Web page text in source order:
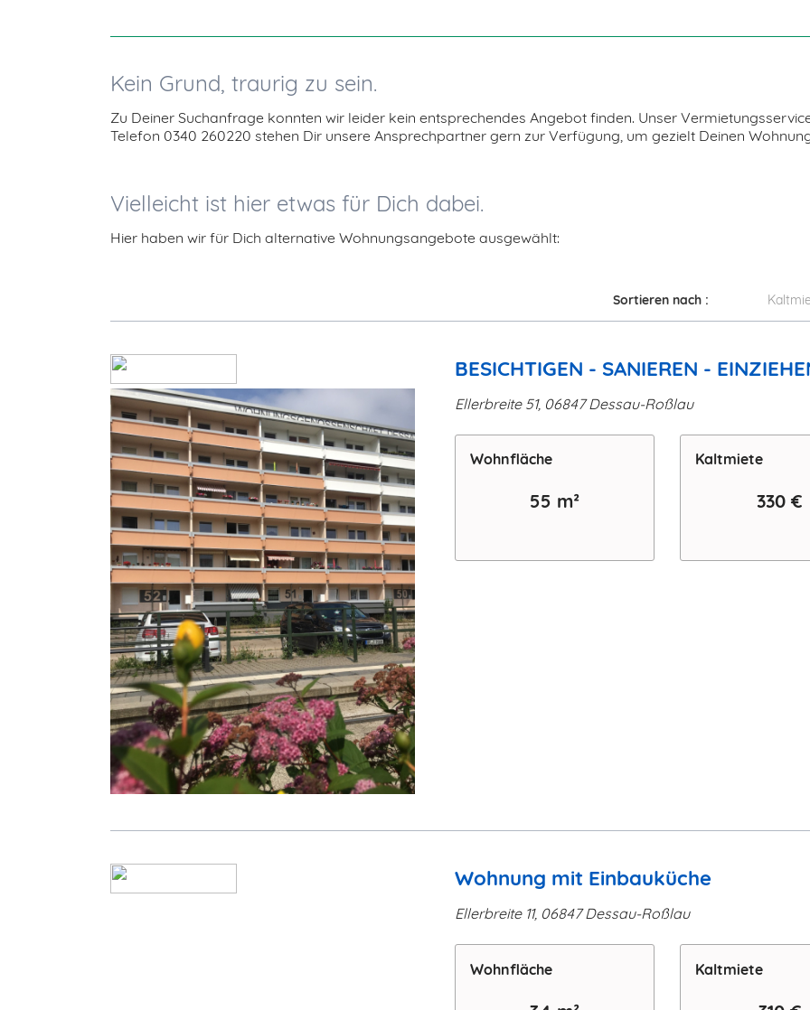
Kein Grund, traurig zu sein.
Zu Deiner Suchanfrage konnten wir leider kein entsprechendes Angebot finden. Unser
Telefon 0340 260220 stehen Dir unsere Ansprechpartner gern zur Verfügung, um gezielt Deinen
Vielleicht ist hier etwas für Dich dabei.
Hier haben wir für Dich alternative Wohnungsangebote ausgewählt:
Sortieren nach :
BESICHTIGEN - SANIEREN -
Ellerbreite 51, 06847 Dessau-Roßlau
Wohn­fläche
55 m²
Kaltmiete
330 €
Wohnung mit Einbauküche
Ellerbreite 11, 06847 Dessau-Roßlau
Wohn­fläche Kaltmiete